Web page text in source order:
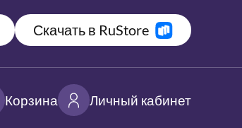
Скачать в RuStore
Корзина Личный кабинет